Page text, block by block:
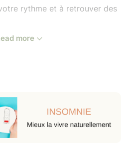
rythme et à retrouver des
exercice de
accompagné : scan
more